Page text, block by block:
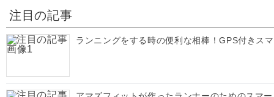
注目の記事
ランニングをする時の便利な相棒！GPS付きス